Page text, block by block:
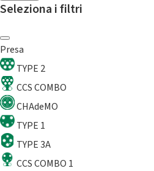
Seleziona i filtri
Presa
TYPE 2
CCS COMBO
CHAdeMO
TYPE 1
TYPE 3A
CCS COMBO 1